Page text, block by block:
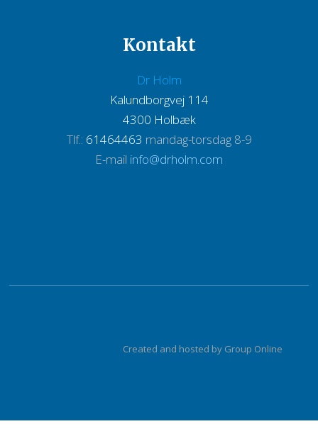
Kontakt
Dr Holm
Kalundborgvej 114
​4300 Holbæk​
Tlf.: 61464463 mandag-torsdag 8-9
E-mail info@drholm.com
Created and hosted by Group Online